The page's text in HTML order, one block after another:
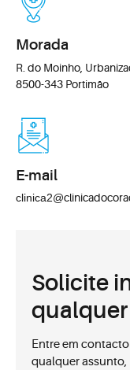
Morada
R. do Moinho,
8500-343 Portimão
E-mail
clinica2@
Solicite
Entre em
qualquer assunto,